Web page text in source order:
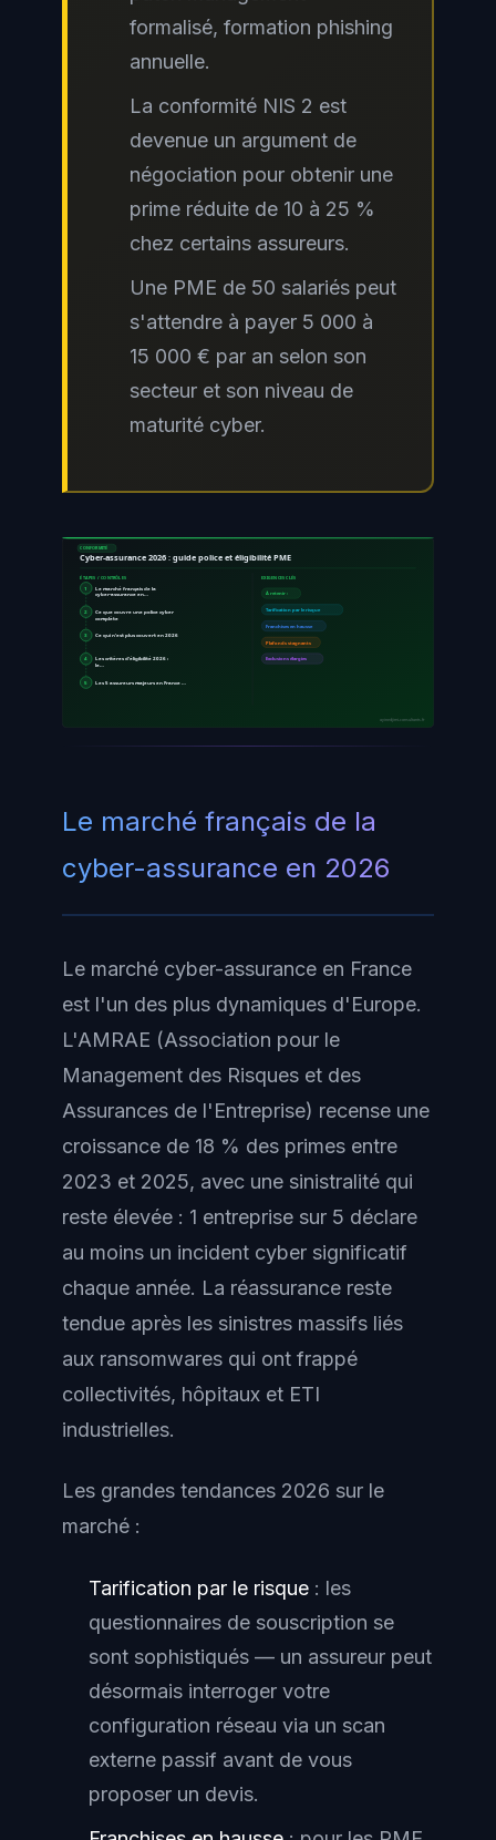
formalisé, formation phishing
annuelle.
La conformité NIS 2 est
devenue un argument de
négociation pour obtenir une
prime réduite de 10 à 25 %
chez certains assureurs.
Une PME de 50 salariés peut
s'attendre à payer 5 000 à
15 000 € par an selon son
secteur et son niveau de
maturité cyber.
CONFORMITÉ
Cyber-assurance 2026 : guide police et éligibilité PME
ÉTAPES / CONTRÔLES
1 Le marché français de la
cyber-assurance en…
2
Ce que couvre une police cyber
complète
3 Ce qui n'est plus couvert en 2026
4
Les critères d'éligibilité 2026 :
le…
5 Les 5 assureurs majeurs en France …
EXIGENCES CLÉS
À retenir :
Tarification par le risque
Franchises en hausse
Plafonds stagnants
Exclusions élargies
ayinedjimi-consultants.fr
Le marché français de la
cyber-assurance en 2026
Le marché cyber-assurance en France
est l'un des plus dynamiques d'Europe.
L'AMRAE (Association pour le
Management des Risques et des
Assurances de l'Entreprise) recense une
croissance de 18 % des primes entre
2023 et 2025, avec une sinistralité qui
reste élevée : 1 entreprise sur 5 déclare
au moins un incident cyber significatif
chaque année. La réassurance reste
tendue après les sinistres massifs liés
aux ransomwares qui ont frappé
collectivités, hôpitaux et ETI
industrielles.
Les grandes tendances 2026 sur le
marché :
Tarification par le risque : les
questionnaires de souscription se
sont sophistiqués — un assureur peut
désormais interroger votre
configuration réseau via un scan
externe passif avant de vous
proposer un devis.